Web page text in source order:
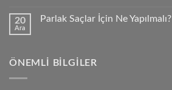
20
Ara
Parlak Saçlar İçin Ne Yapılmalı?
ÖNEMLI BILGILER